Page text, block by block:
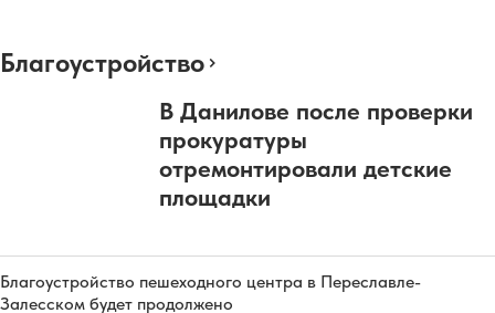
Благоустройство
В Данилове после проверки
прокуратуры
отремонтировали детские
площадки
Благоустройство пешеходного центра в Переславле-
Залесском будет продолжено